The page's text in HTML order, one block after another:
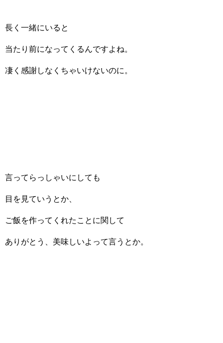
長く一緒にいると
当たり前になってくるんですよね。
凄く感謝しなくちゃいけないのに。
言ってらっしゃいにしても
目を見ていうとか、
ご飯を作ってくれたことに関して
ありがとう、美味しいよって言うとか。